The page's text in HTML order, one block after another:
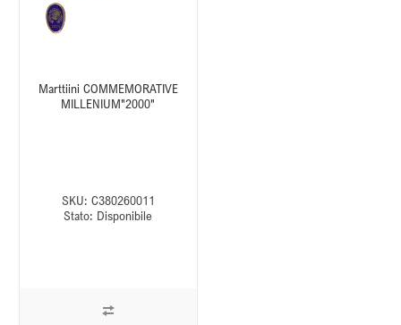
Marttiini COMMEMORATIVE
MILLENIUM"2000"
SKU: C380260011
Stato: Disponibile